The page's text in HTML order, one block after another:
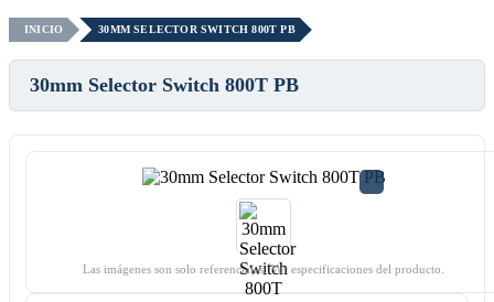
INICIO 30MM SELECTOR SWITCH 800T PB
30mm Selector Switch 800T PB
Las imágenes son solo referenciales. Ver especificaciones del producto.